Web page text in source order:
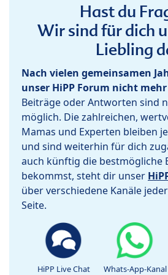
Hast du
Wir sind für dich
Liebling
Nach vielen gemeinsamen
unser HiPP Forum nicht
Beiträge oder Antworten sind
möglich. Die zahlreichen,
Mamas und Experten bleiben
und sind weiterhin für dich
auch künftig die bestmögliche
bekommst, steht dir unser
über verschiedene Kanäle
Seite.
HiPP Live Chat Whats-App-Kanal